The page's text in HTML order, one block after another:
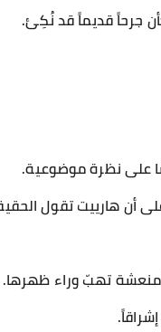
جرحاً قديماً قد نُكِئ.
على نظرة موضوعية.
أن هارييت تقول
منعشة تهبّ وراء ظهرها.